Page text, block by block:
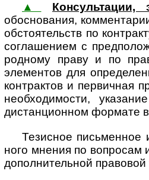
▲
Консультации,
обоснования,
обстоя­тельств по
соглашением с
род­ному праву и по
элементов для
контрактов и первичная
необходимости,
дистанционном формате
Тезисное письменное
ного мнения по вопросам
допол­ни­тель­ной правовой